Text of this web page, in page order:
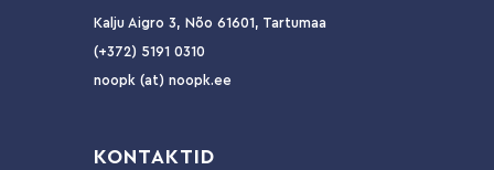
Kalju Aigro 3, Nõo 61601, Tartumaa
(+372) 5191 0310
noopk (at) noopk.ee
KONTAKTID